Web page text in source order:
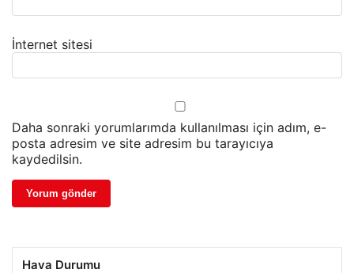
İnternet sitesi
Daha sonraki yorumlarımda kullanılması için adım, e-
posta adresim ve site adresim bu tarayıcıya
kaydedilsin.
Hava Durumu